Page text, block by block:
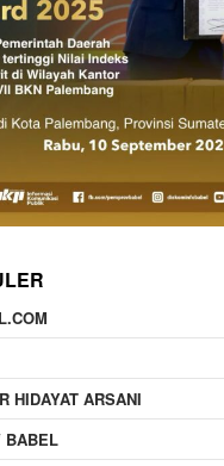
HIDAYAT ARSANI
BABEL